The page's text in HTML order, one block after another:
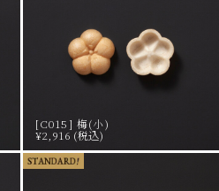
[C015] 梅(小)
¥2,916 (税込)